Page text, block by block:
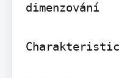
dimenzování